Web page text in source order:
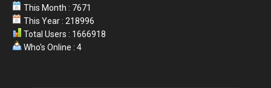
This Month : 7671
This Year : 218996
Total Users : 1666918
Who's Online : 4